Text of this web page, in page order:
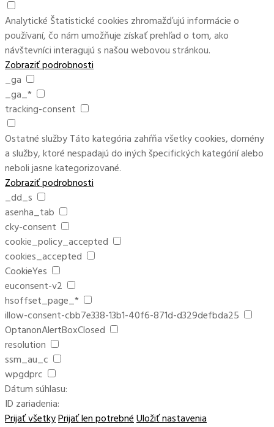
Analytické Štatistické cookies zhromažďujú informácie o
používaní, čo nám umožňuje získať prehľad o tom, ako
návštevníci interagujú s našou webovou stránkou.
Zobraziť podrobnosti
_ga
_ga_*
tracking-consent
Ostatné službyTáto kategória zahŕňa všetky cookies, domény
a služby, ktoré nespadajú do iných špecifických kategórií alebo
neboli jasne kategorizované.
Zobraziť podrobnosti
_dd_s
asenha_tab
cky-consent
cookie_policy_accepted
cookies_accepted
CookieYes
euconsent-v2
hsoffset_page_*
illow-consent-cbb7e338-13b1-40f6-871d-d329defbda25
OptanonAlertBoxClosed
resolution
ssm_au_c
wpgdprc
Dátum súhlasu:
ID zariadenia:
Prijať všetkyPrijať len potrebnéUložiť nastavenia